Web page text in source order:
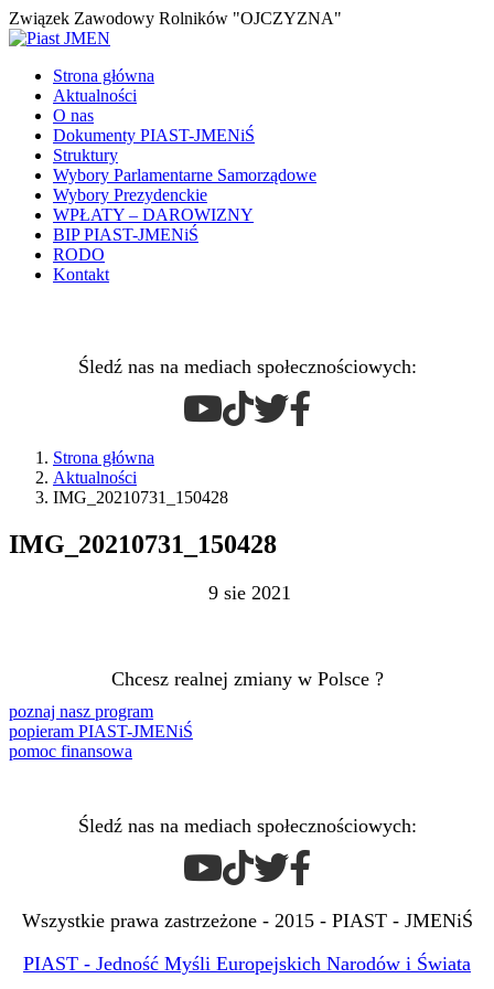
Związek Zawodowy Rolników "OJCZYZNA"
Strona główna
Aktualności
O nas
Dokumenty PIAST-JMENiŚ
Struktury
Wybory Parlamentarne Samorządowe
Wybory Prezydenckie
WPŁATY – DAROWIZNY
BIP PIAST-JMENiŚ
RODO
Kontakt
Śledź nas na mediach społecznościowych:
Strona główna
Aktualności
IMG_20210731_150428
IMG_20210731_150428
9 sie 2021
Chcesz realnej zmiany w Polsce ?
poznaj nasz program
popieram PIAST-JMENiŚ
pomoc finansowa
Śledź nas na mediach społecznościowych:
Wszystkie prawa zastrzeżone - 2015 - PIAST - JMENiŚ
PIAST - Jedność Myśli Europejskich Narodów i Świata